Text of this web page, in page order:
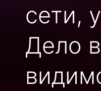
сети,
Дело